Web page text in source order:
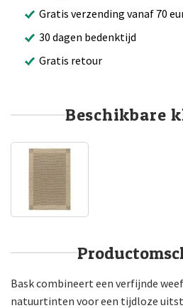
Gratis verzending vanaf 70
30 dagen bedenktijd
Gratis retour
Beschikbare
Bask combineert een verfijnde
natuurtinten voor een tijdloze